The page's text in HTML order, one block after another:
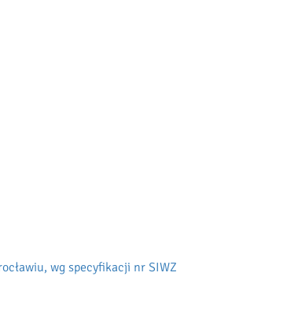
wg specyfikacji nr SIWZ